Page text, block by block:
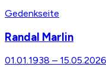
Gedenkseite
Randal Marlin
01.01.1938 – 15.05.2026